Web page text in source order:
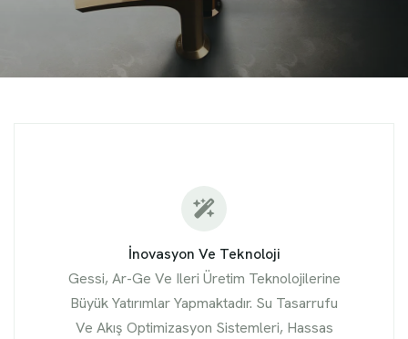
İnovasyon Ve Teknoloji
Gessi, Ar-Ge Ve Ileri Üretim Teknolojilerine
Büyük Yatırımlar Yapmaktadır. Su Tasarrufu
Ve Akış Optimizasyon Sistemleri, Hassas